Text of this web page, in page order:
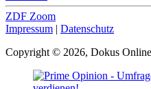
ZDF Zoom
Impressum | Datenschutz
Copyright © 2026, Dokus